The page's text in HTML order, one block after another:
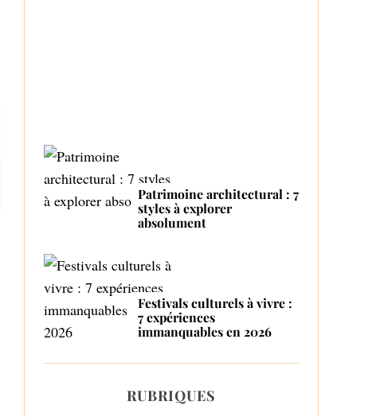
Patrimoine architectural : 7
styles à explorer
absolument
Festivals culturels à vivre :
7 expériences
immanquables en 2026
RUBRIQUES